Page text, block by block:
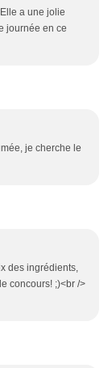
a une jolie
journée en ce
je cherche le
des ingrédients,
concours! ;)<br />